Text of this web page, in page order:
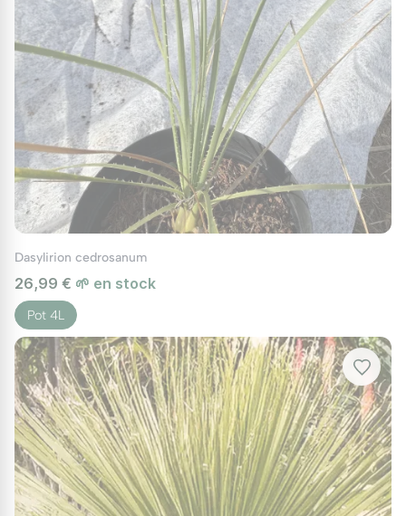
Dasylirion cedrosanum
26,99 € 🌱 en stock
Pot 4L